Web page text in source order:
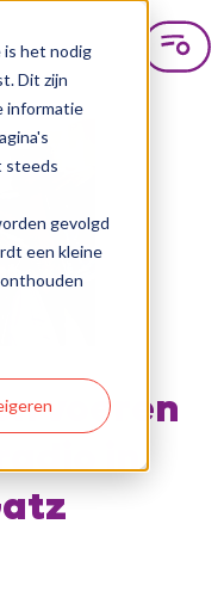
is het nodig
Dit zijn
informatie
steeds
gevolgd
een kleine
voeren
in